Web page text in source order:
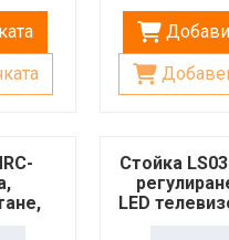
Стойка
LED